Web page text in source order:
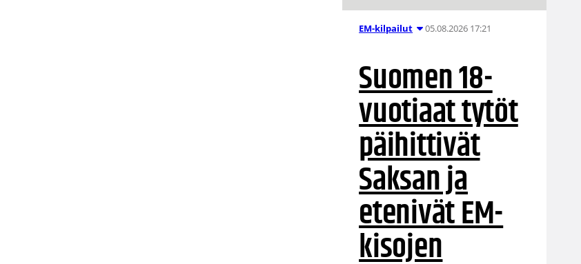
EM-kilpailut 05.08.2026 17:21
Suomen 18-
vuotiaat tytöt
päihittivät
Saksan ja
etenivät EM-
kisojen